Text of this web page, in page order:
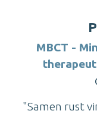
MBCT -
"Samen rust